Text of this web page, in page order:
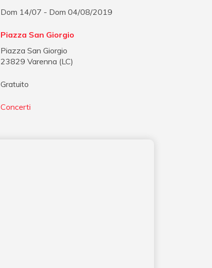
Dom 14/07 - Dom 04/08/2019
Piazza San Giorgio
Piazza San Giorgio
23829 Varenna (LC)
Gratuito
Concerti